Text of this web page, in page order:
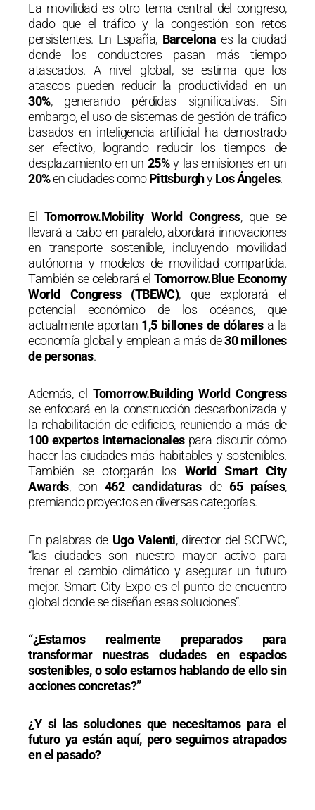
La movilidad es otro tema central del congreso,
dado que el tráfico y la congestión son retos
persistentes. En España, Barcelona es la ciudad
donde los conductores pasan más tiempo
atascados. A nivel global, se estima que los
atascos pueden reducir la productividad en un
30%, generando pérdidas significativas. Sin
embargo, el uso de sistemas de gestión de tráfico
basados en inteligencia artificial ha demostrado
ser efectivo, logrando reducir los tiempos de
desplazamiento en un 25%y las emisiones en un
20%en ciudades comoPittsburghyLos Ángeles.
El Tomorrow.Mobility World Congress, que se
llevará a cabo en paralelo, abordará innovaciones
en transporte sostenible, incluyendo movilidad
autónoma y modelos de movilidad compartida.
También se celebrará elTomorrow.Blue Economy
World Congress (TBEWC), que explorará el
potencial económico de los océanos, que
actualmente aportan 1,5 billones de dólaresa la
economía global y emplean a más de30 millones
de personas.
Además, elTomorrow.Building World Congress
se enfocará en la construcción descarbonizada y
la rehabilitación de edificios, reuniendo a más de
100 expertos internacionalespara discutir cómo
hacer las ciudades más habitables y sostenibles.
También se otorgarán los World Smart City
Awards, con 462 candidaturasde65 países,
premiando proyectos en diversas categorías.
En palabras de Ugo Valenti, director del SCEWC,
“las ciudades son nuestro mayor activo para
frenar el cambio climático y asegurar un futuro
mejor. Smart City Expo es el punto de encuentro
global donde se diseñan esas soluciones”.
“¿Estamos realmente preparados para
transformar nuestras ciudades en espacios
sostenibles, o solo estamos hablando de ello sin
acciones concretas?”
¿Y si las soluciones que necesitamos para el
futuro ya están aquí, pero seguimos atrapados
en el pasado?
—